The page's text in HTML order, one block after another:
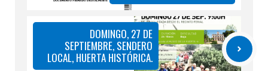
DOMINGO, 27 DE
SEPTIEMBRE, SENDERO
LOCAL, HUERTA HISTÓRICA.